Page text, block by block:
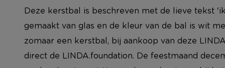
Deze kerstbal is beschreven met de lieve tekst
gemaakt van glas en de kleur van de bal is wit
zomaar een kerstbal, bij aankoop van deze
direct de LINDA.foundation. De feestmaand